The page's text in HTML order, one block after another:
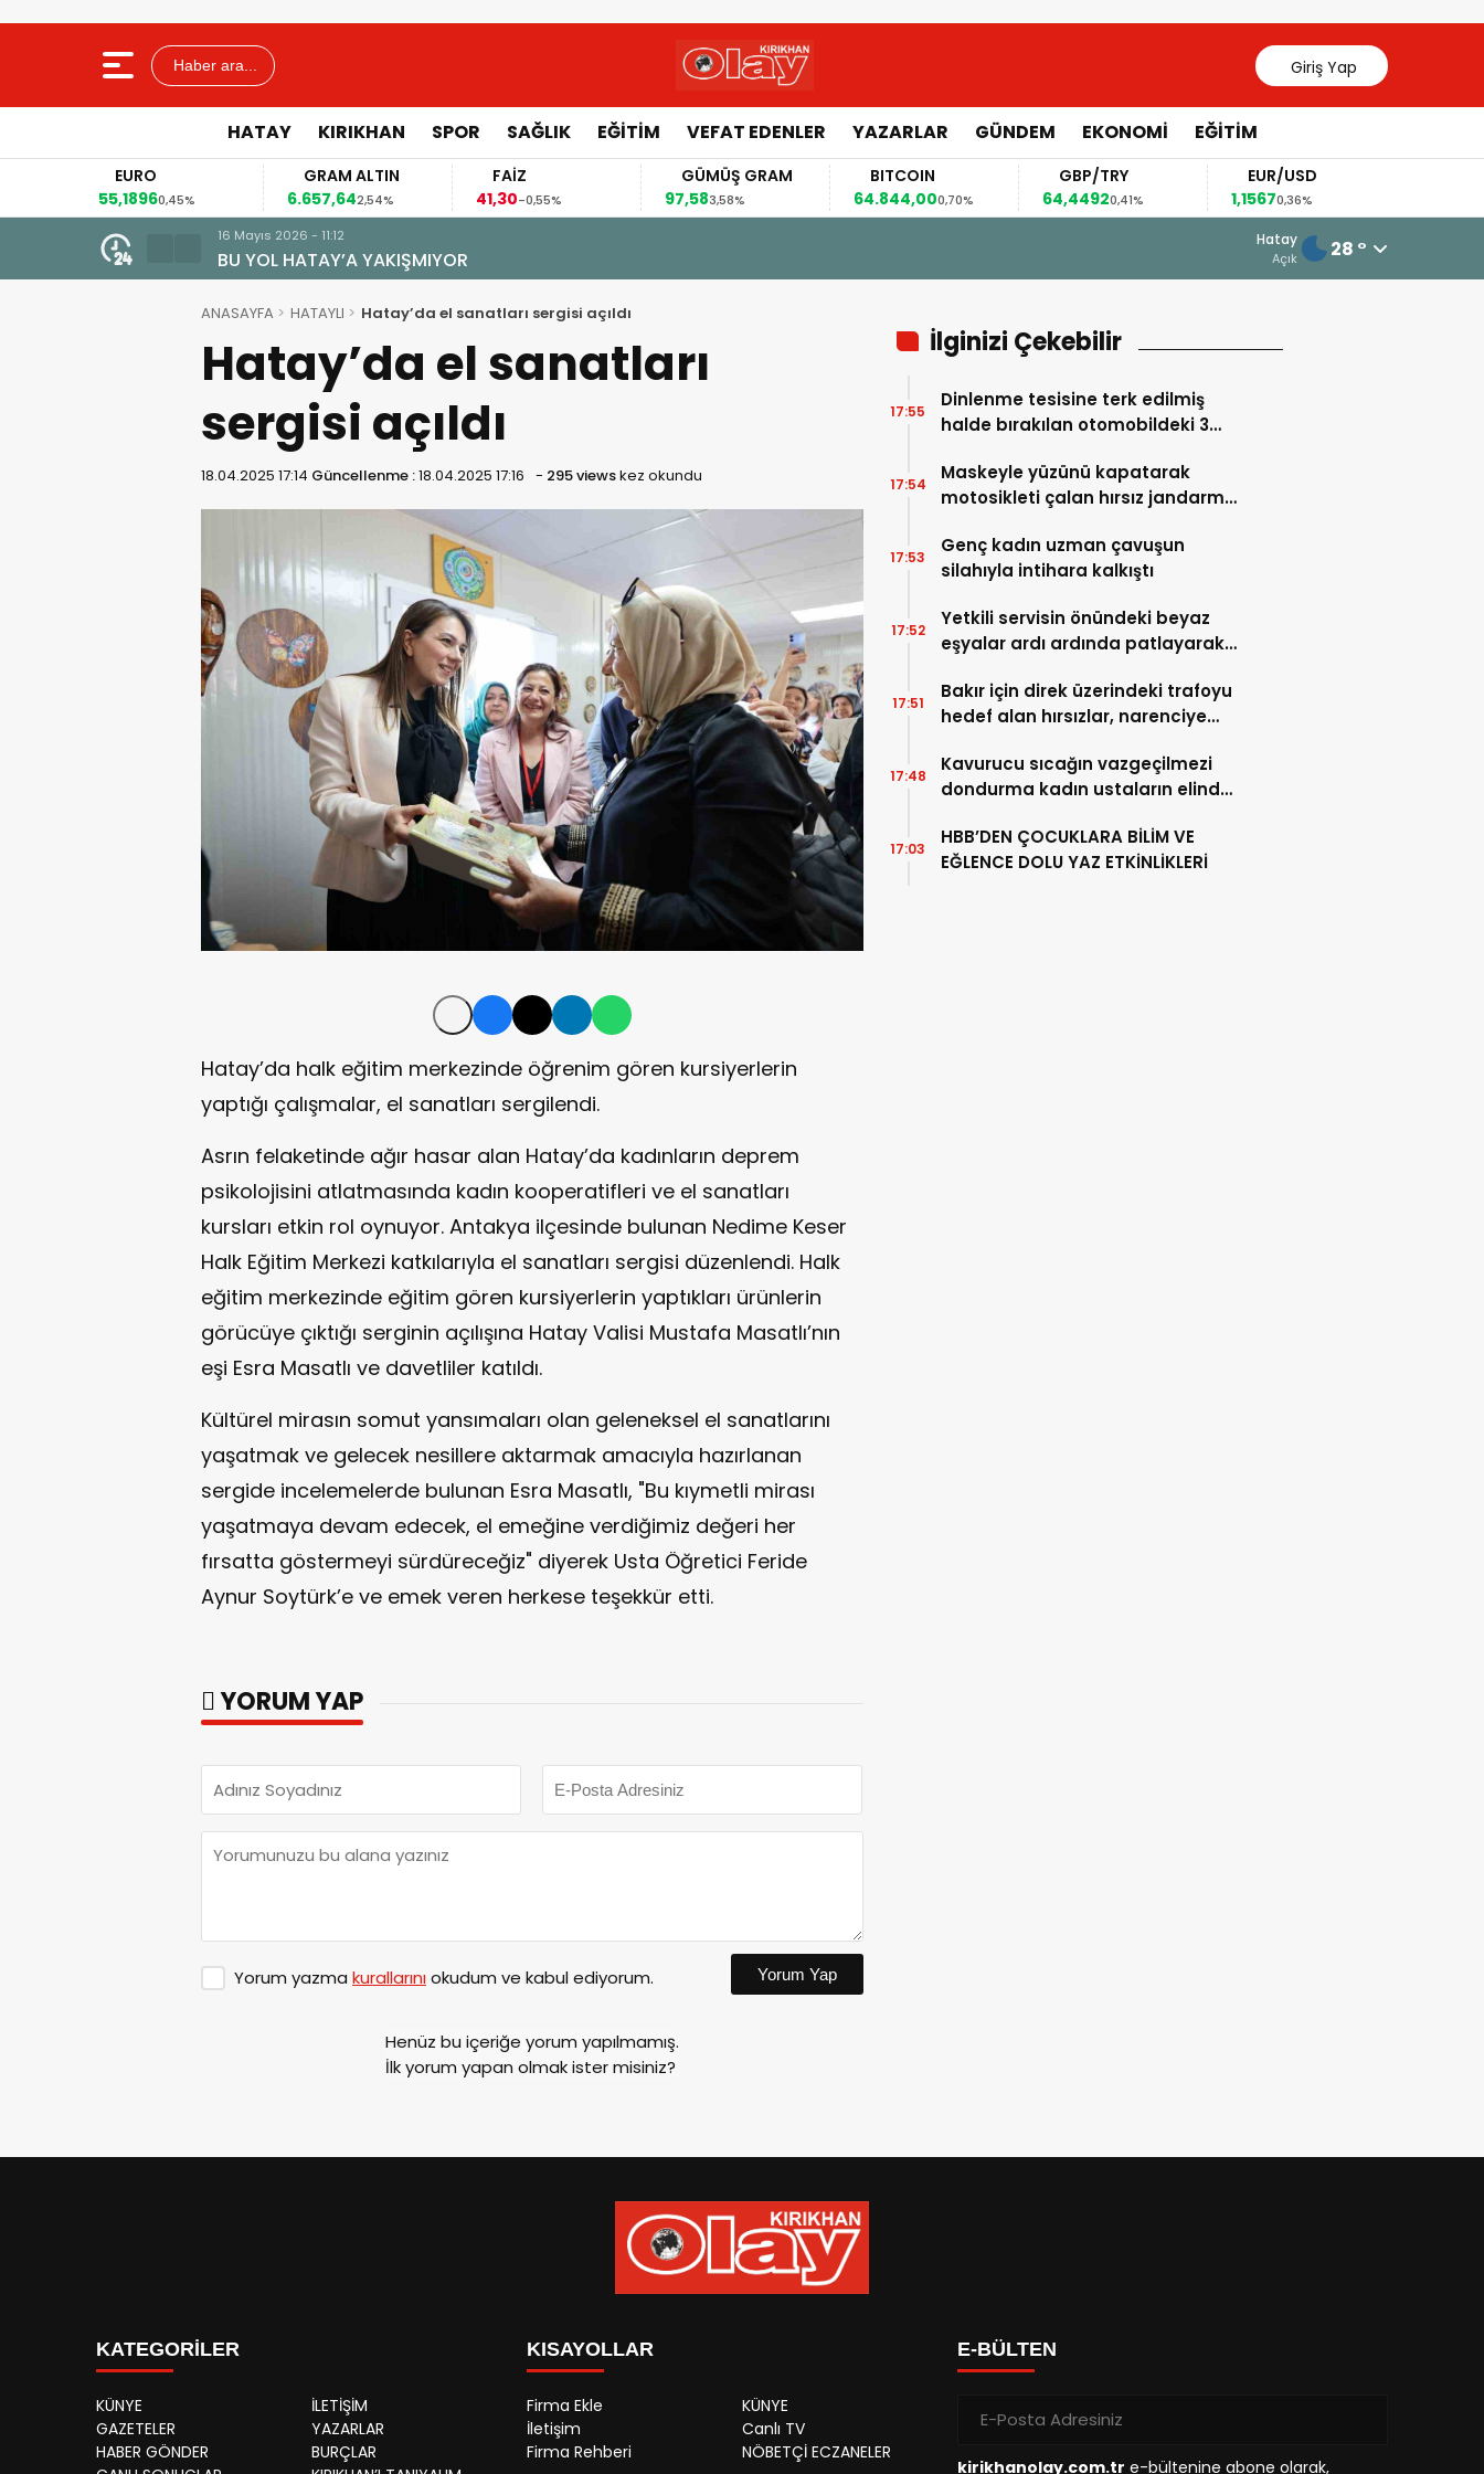
Haber ara... Giriş Yap
HATAY KIRIKHAN SPOR SAĞLIK EĞİTİM VEFAT EDENLER YAZARLAR GÜNDEM EKONOMİ EĞİTİM
EURO
55,18960,45%
GRAM ALTIN
6.657,642,54%
FAİZ
41,30-0,55%
GÜMÜŞ GRAM
97,583,58%
BITCOIN
64.844,000,70%
GBP/TRY
64,44920,41%
EUR/USD
1,15670,36%
düşecek
16 Mayıs 2026 - 11:12
BU YOL HATAY’A YAKIŞMIYOR
13 Mayıs 2026 - 20:55
Kırıkhan ve Hassa Esnafına Müjdeli
Hatay
Açık 28 °
ANASAYFA HATAYLI Hatay’da el sanatları sergisi açıldı
Hatay’da el sanatları
sergisi açıldı
18.04.2025 17:14 Güncellenme :18.04.2025 17:16 - 295 viewskez okundu
Hatay’da halk eğitim merkezinde öğrenim gören kursiyerlerin
yaptığı çalışmalar, el sanatları sergilendi.
Asrın felaketinde ağır hasar alan Hatay’da kadınların deprem
psikolojisini atlatmasında kadın kooperatifleri ve el sanatları
kursları etkin rol oynuyor. Antakya ilçesinde bulunan Nedime Keser
Halk Eğitim Merkezi katkılarıyla el sanatları sergisi düzenlendi. Halk
eğitim merkezinde eğitim gören kursiyerlerin yaptıkları ürünlerin
görücüye çıktığı serginin açılışına Hatay Valisi Mustafa Masatlı’nın
eşi Esra Masatlı ve davetliler katıldı.
Kültürel mirasın somut yansımaları olan geleneksel el sanatlarını
yaşatmak ve gelecek nesillere aktarmak amacıyla hazırlanan
sergide incelemelerde bulunan Esra Masatlı, "Bu kıymetli mirası
yaşatmaya devam edecek, el emeğine verdiğimiz değeri her
fırsatta göstermeyi sürdüreceğiz" diyerek Usta Öğretici Feride
Aynur Soytürk’e ve emek veren herkese teşekkür etti.
YORUM YAP
Yorum yazma kurallarınıokudum ve kabul ediyorum. Yorum Yap
Henüz bu içeriğe yorum yapılmamış.
İlk yorum yapan olmak ister misiniz?
İlginizi Çekebilir
Dinlenme tesisine terk edilmiş
halde bırakılan otomobildeki 3
17:55
Maskeyle yüzünü kapatarak
motosikleti çalan hırsız jandarma
17:54
Genç kadın uzman çavuşun
silahıyla intihara kalkıştı
17:53
Yetkili servisin önündeki beyaz
eşyalar ardı ardında patlayarak
17:52
Bakır için direk üzerindeki trafoyu
hedef alan hırsızlar, narenciye
17:51
Kavurucu sıcağın vazgeçilmezi
dondurma kadın ustaların elinde
17:48
HBB’DEN ÇOCUKLARA BİLİM VE
EĞLENCE DOLU YAZ ETKİNLİKLERİ
17:03
KATEGORİLER
KÜNYE
İLETİŞİM
GAZETELER
YAZARLAR
HABER GÖNDER
BURÇLAR
KISAYOLLAR
Firma Ekle
KÜNYE
İletişim
Canlı TV
Firma Rehberi
NÖBETÇİ ECZANELER
E-BÜLTEN
kirikhanolay.com.tr e-bültenine abone olarak,